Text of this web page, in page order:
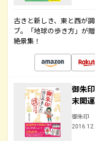
古きと新しき、東と西が
ブ。「地球の歩き方」が
絶景集！
御朱
末開
御朱印